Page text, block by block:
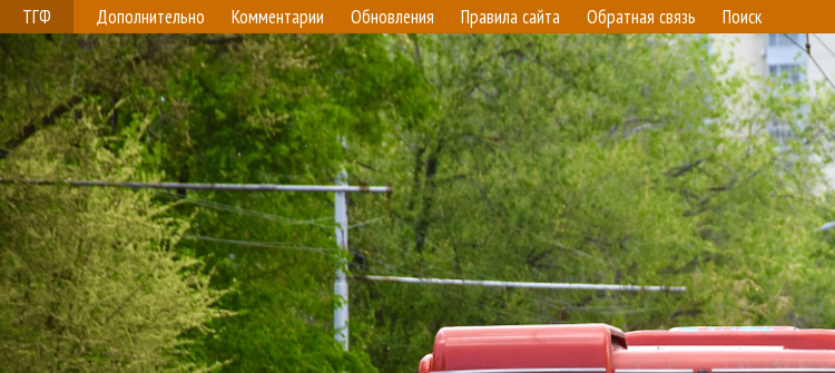
ТГФ Дополнительно Комментарии Обновления Правила сайта Обратная связь Поиск